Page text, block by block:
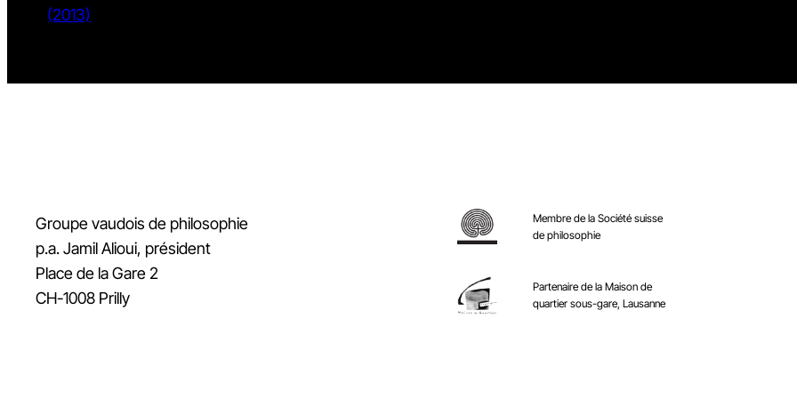
(2013)
Groupe vaudois de philosophie
p.a. Jamil Alioui, président
Place de la Gare 2
CH-1008 Prilly
Membre de la Société suisse
de philosophie
Partenaire de la Maison de
quartier sous-gare, Lausanne